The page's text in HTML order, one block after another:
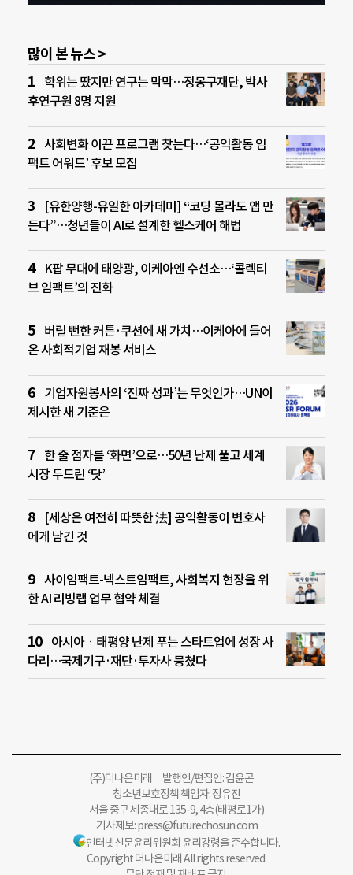
많이 본 뉴스 >
학위는 땄지만 연구는 막막…정몽구재단, 박사
후연구원 8명 지원
사회변화 이끈 프로그램 찾는다…‘공익활동 임
팩트 어워드’ 후보 모집
[유한양행-유일한 아카데미] “코딩 몰라도 앱 만
든다”…청년들이 AI로 설계한 헬스케어 해법
K팝 무대에 태양광, 이케아엔 수선소…‘콜렉티
브 임팩트’의 진화
버릴 뻔한 커튼·쿠션에 새 가치…이케아에 들어
온 사회적기업 재봉 서비스
기업자원봉사의 ‘진짜 성과’는 무엇인가…UN이
제시한 새 기준은
한 줄 점자를 ‘화면’으로…50년 난제 풀고 세계
시장 두드린 ‘닷’
[세상은 여전히 따뜻한 法] 공익활동이 변호사
에게 남긴 것
사이임팩트-넥스트임팩트, 사회복지 현장을 위
한 AI 리빙랩 업무 협약 체결
아시아ㆍ태평양 난제 푸는 스타트업에 성장 사
다리…국제기구·재단·투자사 뭉쳤다
(주)더나은미래 발행인/편집인: 김윤곤
청소년보호정책 책임자: 정유진
서울 중구 세종대로 135-9, 4층(태평로1가)
기사제보:press@futurechosun.com
인터넷신문윤리위원회 윤리강령을 준수합니다.
Copyright 더나은미래 All rights reserved.